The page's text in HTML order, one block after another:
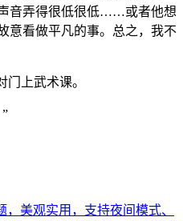
音弄得很低很低……或者他想
意看做平凡的事。总之，我不
门上武术课。
，美观实用，支持夜间模式、